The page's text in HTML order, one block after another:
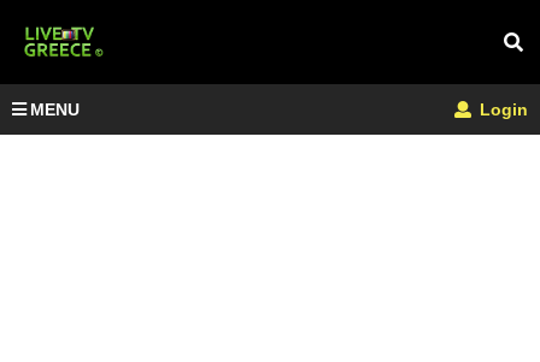
MENU Login